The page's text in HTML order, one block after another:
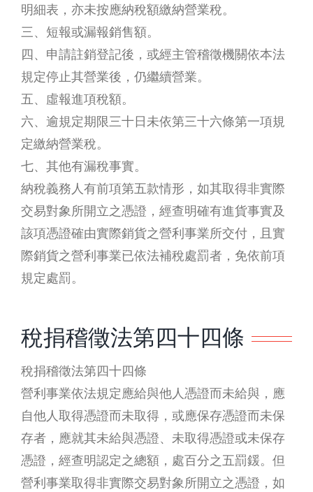
明細表，亦未按應納稅額繳納營業稅。
三、短報或漏報銷售額。
四、申請註銷登記後，或經主管稽徵機關依本法
規定停止其營業後，仍繼續營業。
五、虛報進項稅額。
六、逾規定期限三十日未依第三十六條第一項規
定繳納營業稅。
七、其他有漏稅事實。
納稅義務人有前項第五款情形，如其取得非實際
交易對象所開立之憑證，經查明確有進貨事實及
該項憑證確由實際銷貨之營利事業所交付，且實
際銷貨之營利事業已依法補稅處罰者，免依前項
規定處罰。
稅捐稽徵法第四十四條
稅捐稽徵法第四十四條
營利事業依法規定應給與他人憑證而未給與，應
自他人取得憑證而未取得，或應保存憑證而未保
存者，應就其未給與憑證、未取得憑證或未保存
憑證，經查明認定之總額，處百分之五罰鍰。但
營利事業取得非實際交易對象所開立之憑證，如